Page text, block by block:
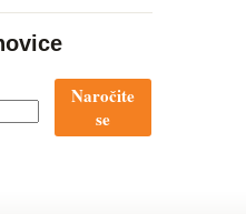
Naročite
se